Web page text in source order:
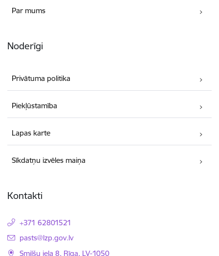
Par mums
Noderīgi
Privātuma politika
Piekļūstamība
Lapas karte
Sīkdatņu izvēles maiņa
Kontakti
+371 62801521
E-pasts:
pasts@lzp.gov.lv
Smilšu iela 8, Rīga, LV-1050